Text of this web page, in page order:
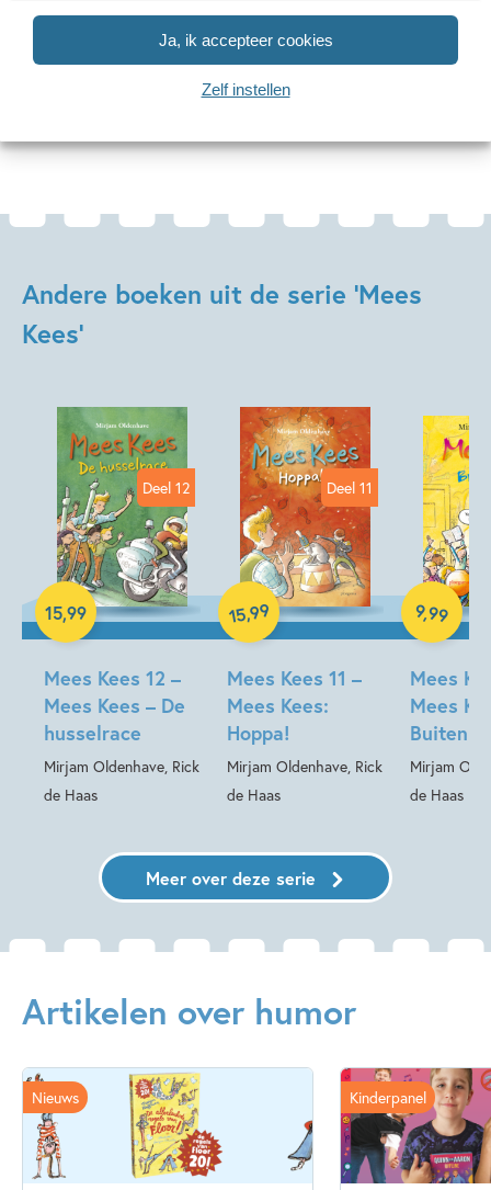
Ja, ik accepteer cookies
Zelf instellen
humoristisch.' NBD Biblion
Andere boeken uit de serie 'Mees
Kees'
Deel 12
Mees Kees 12 –
Mees Kees – De
husselrace
Mirjam Oldenhave, Rick
de Haas
15,99
Hardcover
Deel 11
Mees Kees 11 –
Mees Kees:
Hoppa!
Mirjam Oldenhave, Rick
de Haas
15,99
Hardcover
Mees
Mees
Buiten
Mirjam
de Haas
9,99
E-book
Meer over deze serie
Artikelen over humor
Nieuws Kinderpanel